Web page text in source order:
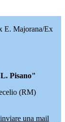
Majorana/Ex
Pisano"
(RM)
una mail